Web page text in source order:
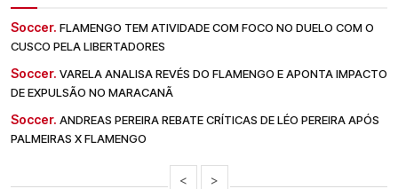
Soccer. FLAMENGO TEM ATIVIDADE COM FOCO NO DUELO COM O
CUSCO PELA LIBERTADORES
Soccer. VARELA ANALISA REVÉS DO FLAMENGO E APONTA IMPACTO
DE EXPULSÃO NO MARACANÃ
Soccer. ANDREAS PEREIRA REBATE CRÍTICAS DE LÉO PEREIRA APÓS
PALMEIRAS X FLAMENGO
< >